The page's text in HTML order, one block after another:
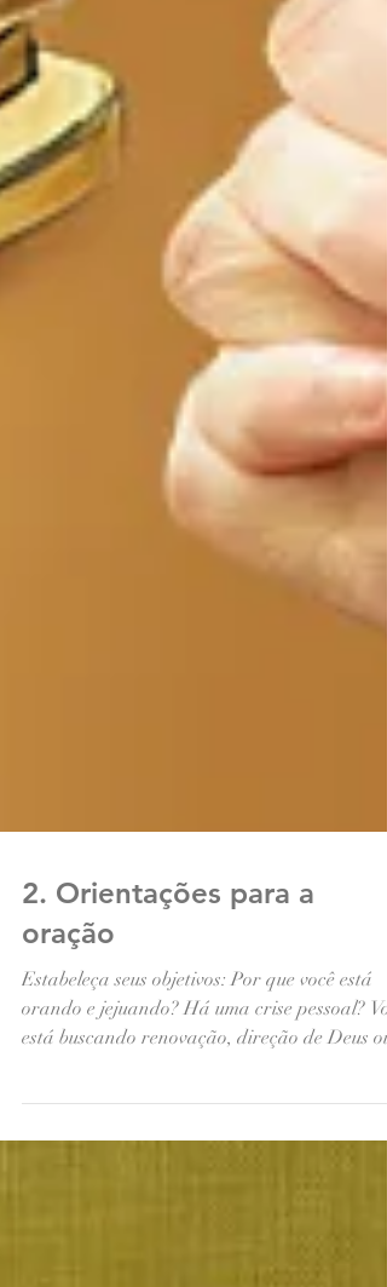
2. Orientações para a
oração
Estabeleça seus objetivos: Por que você está
está buscando renovação, direção de Deus